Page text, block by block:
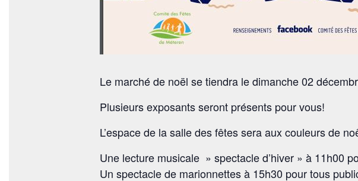
Le marché de noël se tiendra le dimanche 02
Plusieurs exposants seront présents pour vous!
L’espace de la salle des fêtes sera aux couleurs de
Une lecture musicale » spectacle d’hiver » à 11h00
Un spectacle de marionnettes à 15h30 pour tous